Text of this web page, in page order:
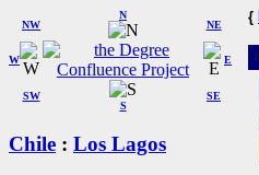
W
NW
N
NE
SW
S
SE
E
Chile : Los Lagos
{